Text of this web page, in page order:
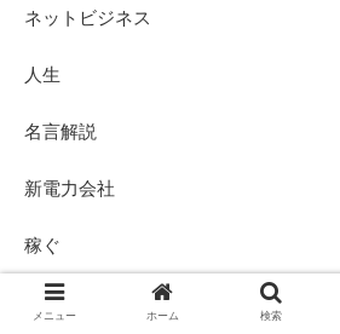
ネットビジネス
人生
名言解説
新電力会社
稼ぐ
Amazon輸入
メニュー ホーム 検索